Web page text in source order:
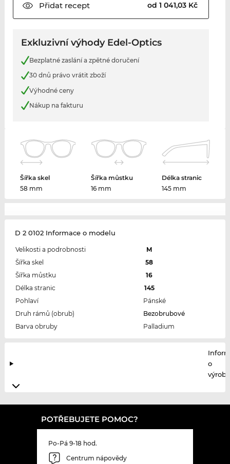
Přidatrecept od 1 041,03 Kč
Exkluzivní výhody Edel-Optics
Bezplatné zaslání a zpětné doručení
30 dnů právo vrátit zboží
Výhodné ceny
Nákup na fakturu
Šířka skel
58 mm
Šířka můstku
16 mm
Délka stranic
145 mm
D 2 0102 Informace o modelu
Velikosti a podrobnosti
M
Šířka skel
58
Šířka můstku
16
Délka stranic
145
Pohlaví
Pánské
Druh rámů (obrub)
Bezobrubové
Barva obruby
Palladium
o
POTŘEBUJETE POMOC?
Po-Pá 9-18 hod.
Centrum nápovědy